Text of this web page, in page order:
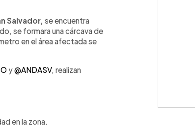
Salvador, se encuentra
se formara una cárcava de
en el área afectada se
y@ANDASV, realizan
en la zona.